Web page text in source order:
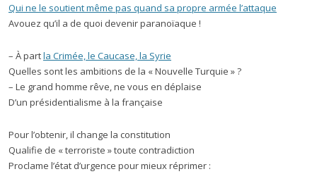
Qui ne le soutient même pas quand sa propre armée l’attaque
Avouez qu’il a de quoi devenir paranoïaque !
– À partla Crimée, le Caucase, la Syrie
Quelles sont les ambitions de la « Nouvelle Turquie » ?
– Le grand homme rêve, ne vous en déplaise
D’un présidentialisme à la française
Pour l’obtenir, il change la constitution
Qualifie de « terroriste » toute contradiction
Proclame l’état d’urgence pour mieux réprimer :